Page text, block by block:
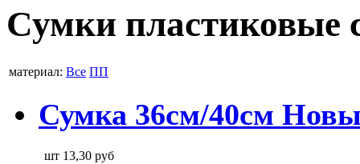
Сумки пластиковые
материал: Все ПП
Сумка 36см/40см
шт 13,30 руб